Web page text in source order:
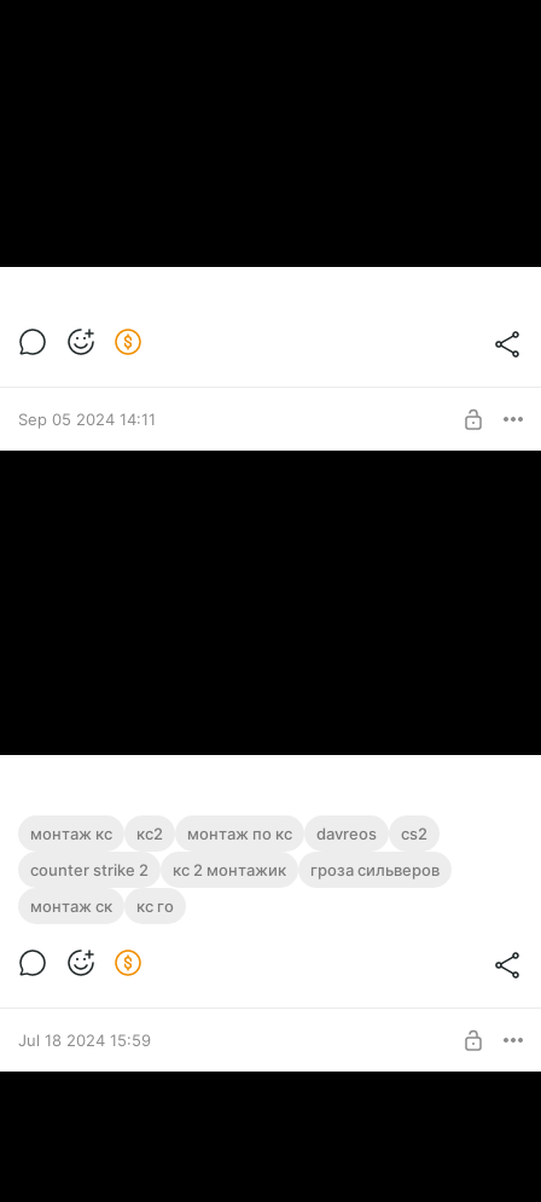
Sep 05 2024 14:11
монтаж кс кс2 монтаж по кс davreos
cs2
counter strike 2
кс 2 монтажик
гроза сильверов
монтаж ск
кс го
Jul 18 2024 15:59